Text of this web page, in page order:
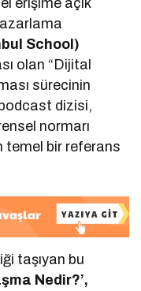
erişime açık
School)
olan “Dijital
sürecinin
dizisi,
normarı
temel bir referans
taşıyan bu
Nedir?’,